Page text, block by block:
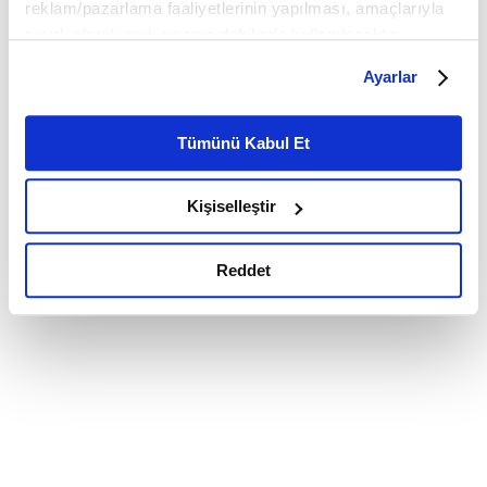
reklam/pazarlama faaliyetlerinin yapılması, amaçlarıyla
belirleyebilirsiniz. Çerezlere ilişkin detaylı bilgi için
Ayarlar butonuna tıklayabilir,Çerez Bilgilendirme
Metnimizi ziyaret edebilirsiniz.
6698 sayılı Kişisel Verilerin Korunması Kanunu uyarınca
okumak ve sitemizi ziyaretiniz kapsamında
gerçekleştirilen veri işleme faaliyetleri ile ilgili daha
detaylı bilgi almak için lütfentıklayınız.
Ayarlar
Tümünü Kabul Et
Kişiselleştir
Reddet